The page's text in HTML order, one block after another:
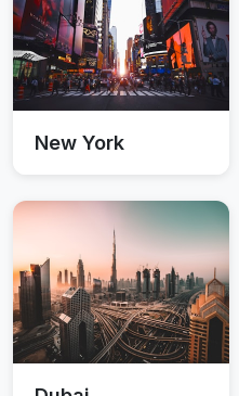
New York